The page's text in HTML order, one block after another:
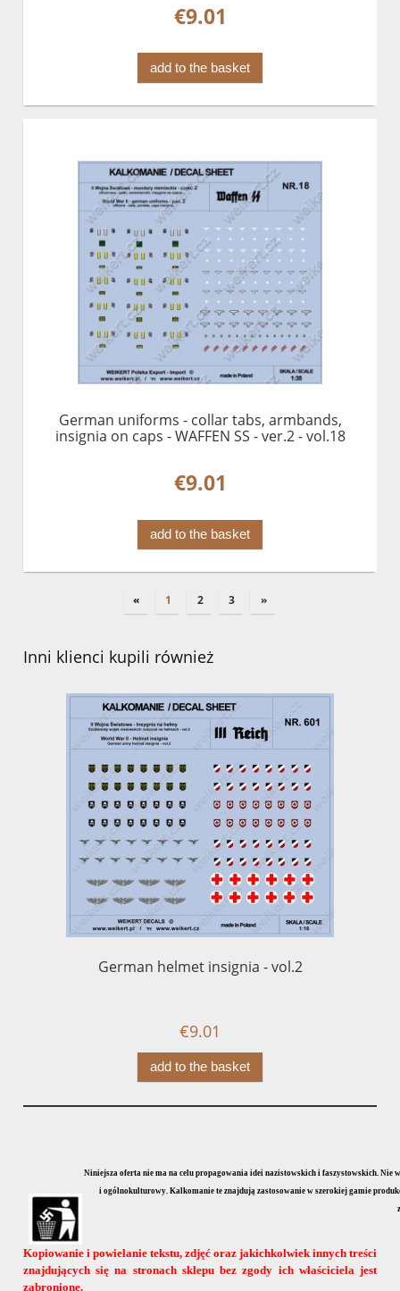
€9.01
add to the basket
German uniforms - collar tabs, armbands,
insignia on caps - WAFFEN SS - ver.2 - vol.18
€9.01
add to the basket
« 1 2 3 »
Inni klienci kupili również
German helmet insignia - vol.2
€9.01
add to the basket
Niniejsza oferta nie ma na celu propagowania idei nazistowskich i faszystowskich. Nie
i ogólnokulturowy. Kalkomanie te znajdują zastosowanie w szerokiej gamie
Kopiowanie i powielanie tekstu, zdjęć oraz jakichkolwiek innych treści
znajdujących się na stronach sklepu bez zgody ich właściciela jest
zabronione.